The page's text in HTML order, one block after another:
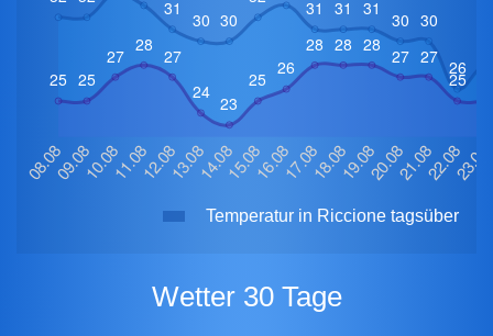
Temperatur in Riccione tagsüber
Wetter 30 Tage